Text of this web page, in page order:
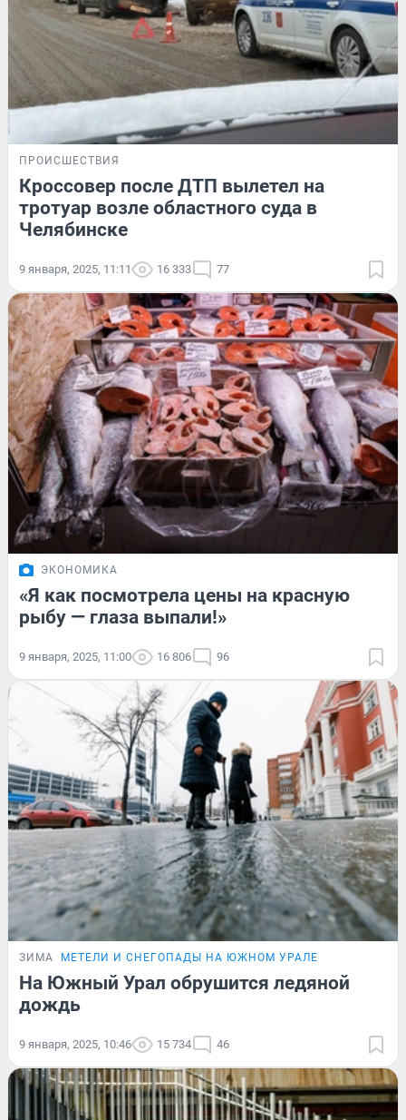
ПРОИСШЕСТВИЯ
Кроссовер после ДТП вылетел на
тротуар возле областного суда в
Челябинске
9 января, 2025, 11:11 16 333 77
ЭКОНОМИКА
«Я как посмотрела цены на красную
рыбу — глаза выпали!»
9 января, 2025, 11:00 16 806 96
ЗИМА МЕТЕЛИ И СНЕГОПАДЫ НА ЮЖНОМ УРАЛЕ
На Южный Урал обрушится ледяной
дождь
9 января, 2025, 10:46 15 734 46